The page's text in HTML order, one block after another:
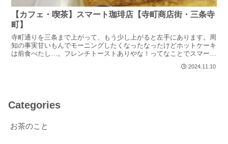
【カフェ・喫茶】スマート珈琲店【寺町商店街・三条寺
町】
寺町通りを三条まで上がって、もう少し上がると左手にあります。周
知の事実甘いもんでモーニングしたくなったなったけどホットケーキ
は前食べたし…。フレンチトーストありやな！ってなことでスマート
2024.11.10
Categories
お茶のこと